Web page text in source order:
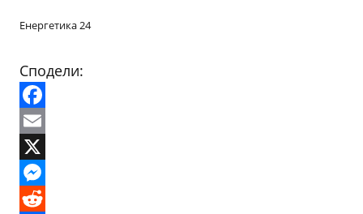
Енергетика 24
Сподели:
Facebook
Email
X
Messenger